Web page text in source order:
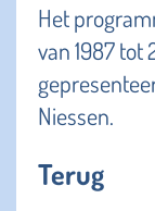
Het
van 1987 tot
Niessen.
Terug